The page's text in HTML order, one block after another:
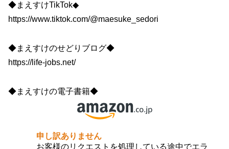
◆まえすけTikTok◆
https://www.tiktok.com/@maesuke_sedori
◆まえすけのせどりブログ◆
https://life-jobs.net/
◆まえすけの電子書籍◆